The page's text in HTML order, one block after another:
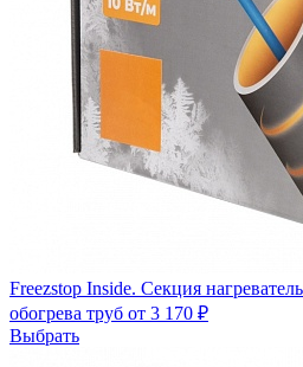
Freezstop Inside. Секция
обогрева труб от 3 170 ₽
Выбрать